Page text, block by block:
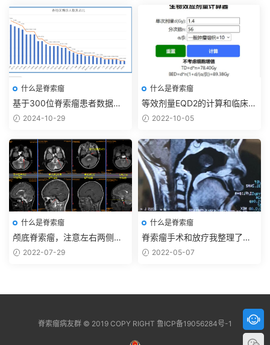
什么是脊索瘤
基于300位脊索瘤患者数据统
计 2024-10-29
什么是脊索瘤
等效剂量EQD2的计算和临床应
用 2022-10-05
什么是脊索瘤
颅底脊索瘤，注意左右两侧岩
骨尖位置。
2022-07-29
什么是脊索瘤
脊索瘤手术和放疗我整理了一
下问题和注意事项
2022-05-07
脊索瘤病友群 © 2019 COPY RIGHT 鲁ICP备19056284号-1